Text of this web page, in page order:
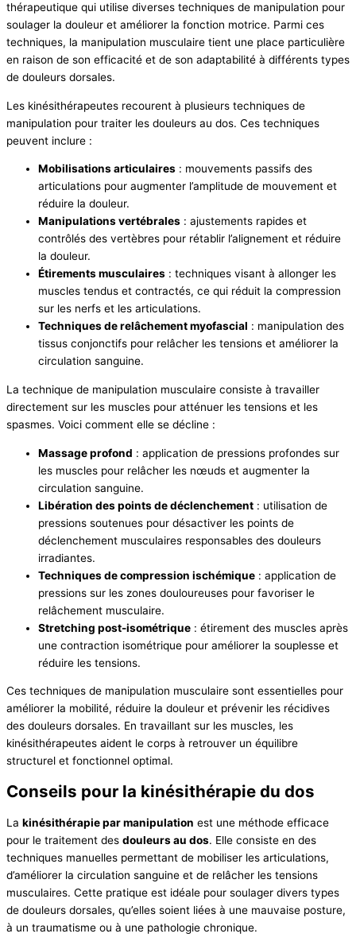
thérapeutique qui utilise diverses techniques de manipulation pour
soulager la douleur et améliorer la fonction motrice. Parmi ces
techniques, la manipulation musculaire tient une place particulière
en raison de son efficacité et de son adaptabilité à différents types
de douleurs dorsales.
Les kinésithérapeutes recourent à plusieurs techniques de
manipulation pour traiter les douleurs au dos. Ces techniques
peuvent inclure :
Mobilisations articulaires : mouvements passifs des
articulations pour augmenter l’amplitude de mouvement et
réduire la douleur.
Manipulations vertébrales : ajustements rapides et
contrôlés des vertèbres pour rétablir l’alignement et réduire
la douleur.
Étirements musculaires : techniques visant à allonger les
muscles tendus et contractés, ce qui réduit la compression
sur les nerfs et les articulations.
Techniques de relâchement myofascial : manipulation des
tissus conjonctifs pour relâcher les tensions et améliorer la
circulation sanguine.
La technique de manipulation musculaire consiste à travailler
directement sur les muscles pour atténuer les tensions et les
spasmes. Voici comment elle se décline :
Massage profond : application de pressions profondes sur
les muscles pour relâcher les nœuds et augmenter la
circulation sanguine.
Libération des points de déclenchement : utilisation de
pressions soutenues pour désactiver les points de
déclenchement musculaires responsables des douleurs
irradiantes.
Techniques de compression ischémique : application de
pressions sur les zones douloureuses pour favoriser le
relâchement musculaire.
Stretching post-isométrique : étirement des muscles après
une contraction isométrique pour améliorer la souplesse et
réduire les tensions.
Ces techniques de manipulation musculaire sont essentielles pour
améliorer la mobilité, réduire la douleur et prévenir les récidives
des douleurs dorsales. En travaillant sur les muscles, les
kinésithérapeutes aident le corps à retrouver un équilibre
structurel et fonctionnel optimal.
Conseils pour la kinésithérapie du dos
La kinésithérapie par manipulation est une méthode efficace
pour le traitement des douleurs au dos. Elle consiste en des
techniques manuelles permettant de mobiliser les articulations,
d’améliorer la circulation sanguine et de relâcher les tensions
musculaires. Cette pratique est idéale pour soulager divers types
de douleurs dorsales, qu’elles soient liées à une mauvaise posture,
à un traumatisme ou à une pathologie chronique.